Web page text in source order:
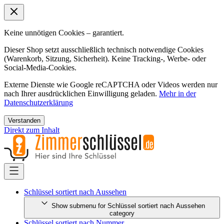
Keine unnötigen Cookies – garantiert.
Dieser Shop setzt ausschließlich technisch notwendige Cookies
(Warenkorb, Sitzung, Sicherheit). Keine Tracking-, Werbe- oder
Social-Media-Cookies.
Externe Dienste wie Google reCAPTCHA oder Videos werden nur
nach Ihrer ausdrücklichen Einwilligung geladen. Mehr in der
Datenschutzerklärung
Verstanden
Direkt zum Inhalt
Schlüssel sortiert nach Aussehen
Show submenu for Schlüssel sortiert nach Aussehen
category